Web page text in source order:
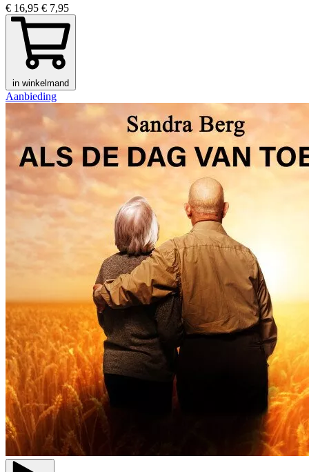
€ 16,95 € 7,95
in winkelmand
Aanbieding